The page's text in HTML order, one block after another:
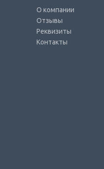
О компании
Отзывы
Реквизиты
Контакты